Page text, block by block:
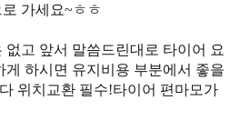
가세요~ㅎㅎ
없고 앞서 말씀드린대로 타이어 요
게 하시면 유지비용 부분에서 좋을
위치교환 필수!타이어 편마모가